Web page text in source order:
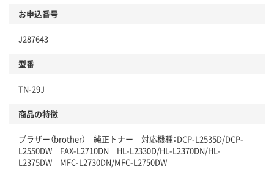
お申込番号
J287643
型番
TN-29J
商品の特徴
ブラザー（brother） 純正トナー 対応機種：DCP-L2535D/DCP-
L2550DW FAX-L2710DN HL-L2330D/HL-L2370DN/HL-
L2375DW MFC-L2730DN/MFC-L2750DW